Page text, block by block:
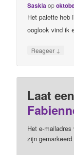
Saskiaop
Het palette heb
ooglook vind ik
Reageer ↓
Laat
Het e-
zijn